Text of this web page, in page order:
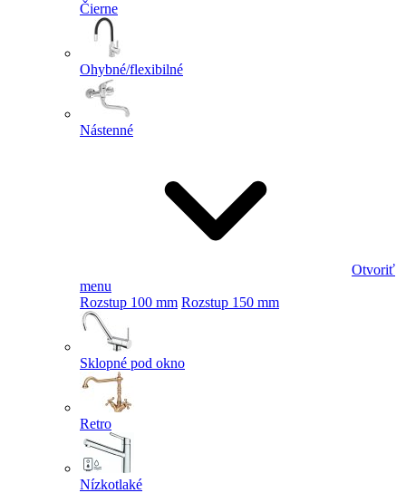
Čierne
Ohybné/flexibilné
Nástenné
Otvoriť
menu
Rozstup 100 mm Rozstup 150 mm
Sklopné pod okno
Retro
Nízkotlaké